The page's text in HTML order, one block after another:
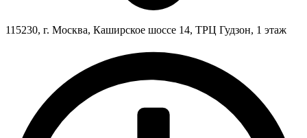
115230, г. Москва, Каширское шоссе 14, ТРЦ Гудзон, 1 этаж